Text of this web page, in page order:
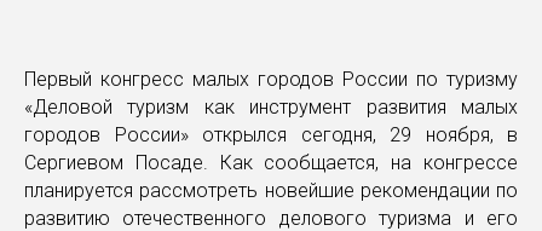
Первый конгресс малых городов России по туризму
«Деловой туризм как инструмент развития малых
городов России» открылся сегодня, 29 ноября, в
Сергиевом Посаде. Как сообщается, на конгрессе
планируется рассмотреть новейшие рекомендации по
развитию отечественного делового туризма и его